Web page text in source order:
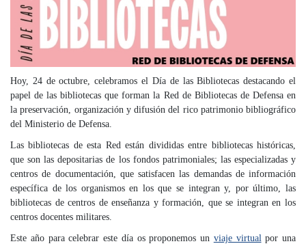
Hoy, 24 de octubre, celebramos el Día de las Bibliotecas destacando el
papel de las bibliotecas que forman la Red de Bibliotecas de Defensa en
la preservación, organización y difusión del rico patrimonio bibliográfico
del Ministerio de Defensa.
Las bibliotecas de esta Red están divididas entre bibliotecas históricas,
que son las depositarias de los fondos patrimoniales; las especializadas y
centros de documentación, que satisfacen las demandas de información
específica de los organismos en los que se integran y, por último, las
bibliotecas de centros de enseñanza y formación, que se integran en los
centros docentes militares.
Este año para celebrar este día os proponemos un viaje virtual por una